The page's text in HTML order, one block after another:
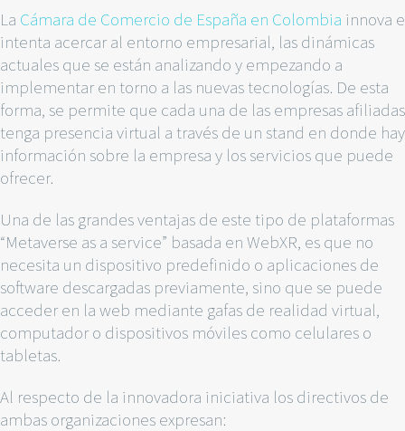
La Cámara de Comercio de España en Colombia innova e
intenta acercar al entorno empresarial, las dinámicas
actuales que se están analizando y empezando a
implementar en torno a las nuevas tecnologías. De esta
forma, se permite que cada una de las empresas afiliadas
tenga presencia virtual a través de un stand en donde hay
información sobre la empresa y los servicios que puede
ofrecer.
Una de las grandes ventajas de este tipo de plataformas
“Metaverse as a service” basada en WebXR, es que no
necesita un dispositivo predefinido o aplicaciones de
software descargadas previamente, sino que se puede
acceder en la web mediante gafas de realidad virtual,
computador o dispositivos móviles como celulares o
tabletas.
Al respecto de la innovadora iniciativa los directivos de
ambas organizaciones expresan: